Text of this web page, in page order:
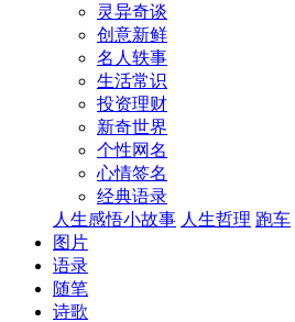
灵异奇谈
创意新鲜
名人轶事
生活常识
投资理财
新奇世界
个性网名
心情签名
经典语录
人生感悟小故事 人生哲理 跑车
图片
语录
随笔
诗歌